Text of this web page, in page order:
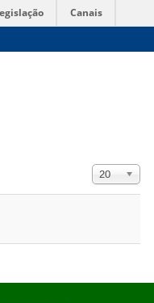
Canais
Exibir #
20